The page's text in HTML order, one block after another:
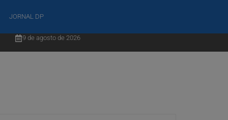
JORNAL DP
9 de agosto de 2026